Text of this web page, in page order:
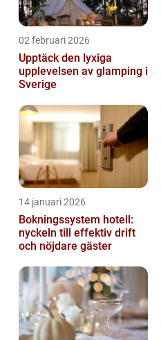
02 februari 2026
Upptäck den lyxiga
upplevelsen av glamping i
Sverige
14 januari 2026
Bokningssystem hotell:
nyckeln till effektiv drift
och nöjdare gäster